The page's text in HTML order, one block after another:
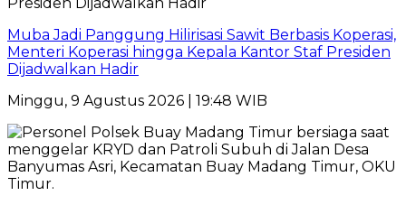
Muba Jadi Panggung Hilirisasi Sawit Berbasis Koperasi,
Menteri Koperasi hingga Kepala Kantor Staf Presiden
Dijadwalkan Hadir
Minggu, 9 Agustus 2026 | 19:48 WIB